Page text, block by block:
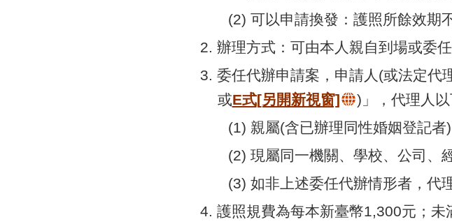
(2) 可以申請換發：護照所餘效期
2. 辦理方式：可由本人親自到場或委
3. 委任代辦申請案，申請人(或法定代
或E式[另開新視窗]
)」，代理人以
(1) 親屬(含已辦理同性婚姻登記者)
(2) 現屬同一機關、學校、公司、
(3) 如非上述委任代辦情形者，代
4. 護照規費為每本新臺幣1,300元；未